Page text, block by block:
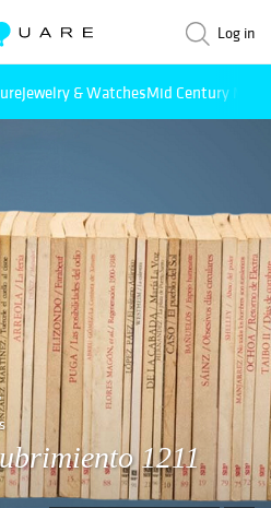
Log in
Jewelry & WatchesMid Century
1211